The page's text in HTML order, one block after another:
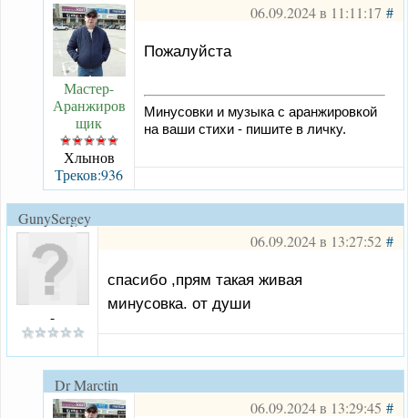
06.09.2024 в 11:11:17#
Мастер-
Аранжиров
щик
Хлынов
Треков:936
Пожалуйста
Минусовки и музыка с аранжировкой
на ваши стихи - пишите в личку.
GunySergey
06.09.2024 в 13:27:52#
-
спасибо ,прям такая живая
минусовка. от души
Dr Marctin
06.09.2024 в 13:29:45#